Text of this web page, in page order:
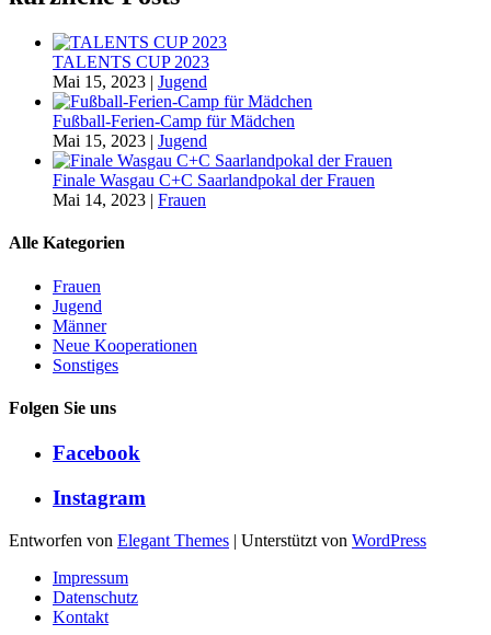
TALENTS CUP 2023
Mai 15, 2023 | Jugend
Fußball-Ferien-Camp für Mädchen
Mai 15, 2023 | Jugend
Finale Wasgau C+C Saarlandpokal der Frauen
Mai 14, 2023 | Frauen
Alle Kategorien
Frauen
Jugend
Männer
Neue Kooperationen
Sonstiges
Folgen Sie uns
Facebook
Instagram
Entworfen von Elegant Themes | Unterstützt von WordPress
Impressum
Datenschutz
Kontakt